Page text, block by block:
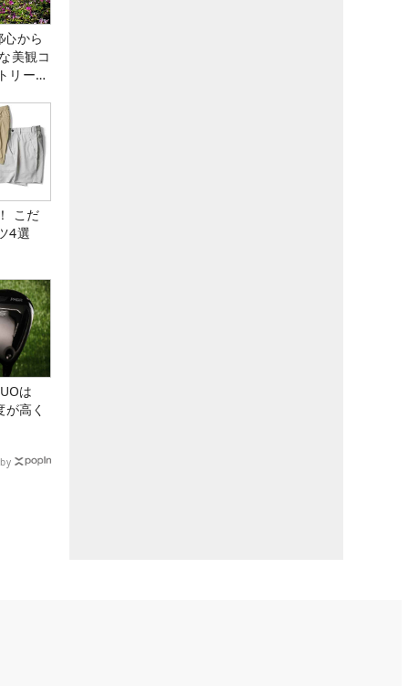
から
美観コ
リー俱
こだ
4選
は
高く